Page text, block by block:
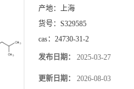
产地： 上海
货号： S329585
cas： 24730-31-2
发布日期： 2025-03-27
更新日期： 2026-08-03